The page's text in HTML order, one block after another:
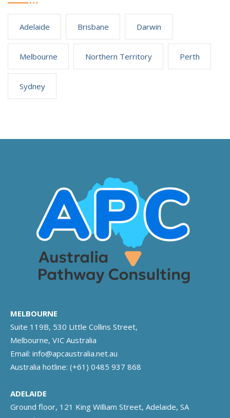
Adelaide Brisbane Darwin
Melbourne Northern Territory Perth
Sydney
MELBOURNE
Suite 119B, 530 Little Collins Street,
Melbourne, VIC Australia
Email: info@apcaustralia.net.au
Australia hotline: (+61) 0485 937 868
ADELAIDE
Ground floor, 121 King William Street, Adelaide, SA